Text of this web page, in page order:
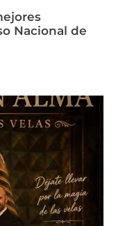
Nacional de